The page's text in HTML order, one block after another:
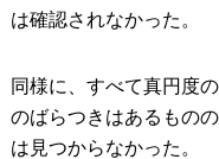
は確認されなかった。
同様に、すべて真円度
のばらつきはあるもの
は見つからなかった。